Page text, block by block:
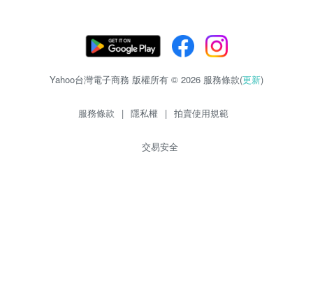
Yahoo台灣電子商務 版權所有 © 2026 服務條款(更新)
服務條款 | 隱私權 | 拍賣使用規範
交易安全